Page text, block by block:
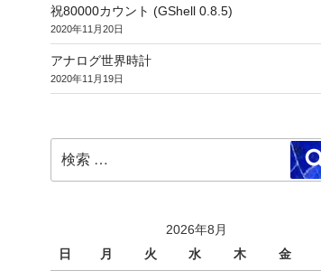
祝80000カウント (GShell 0.8.5)
2020年11月20日
アナログ世界時計
2020年11月19日
索:
2026年8月
日
月 火 水 木 金